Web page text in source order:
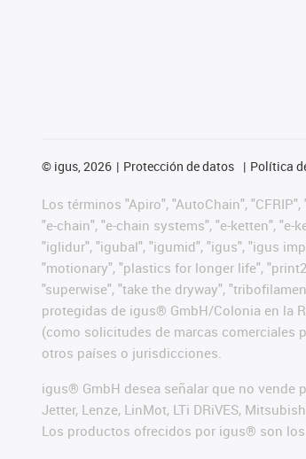
© igus, 2026 Protección de datos Política
Los términos "Apiro", "AutoChain",
"e-chain", "e-chain systems", "e-ketten",
"iglidur", "igubal", "igumid", "igus", "igus
"motionary", "plastics for longer life",
"superwise", "take the dryway",
protegidas de igus® GmbH/Colonia en la
(como solicitudes de marcas comerciales
otros países o jurisdicciones.
igus® GmbH desea señalar que no vende
Jetter, Lenze, LinMot, LTi DRiVES,
Los productos ofrecidos por igus® son los